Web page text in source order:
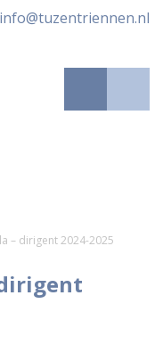
info@tuzentriennen.nl
– dirigent 2024-2025